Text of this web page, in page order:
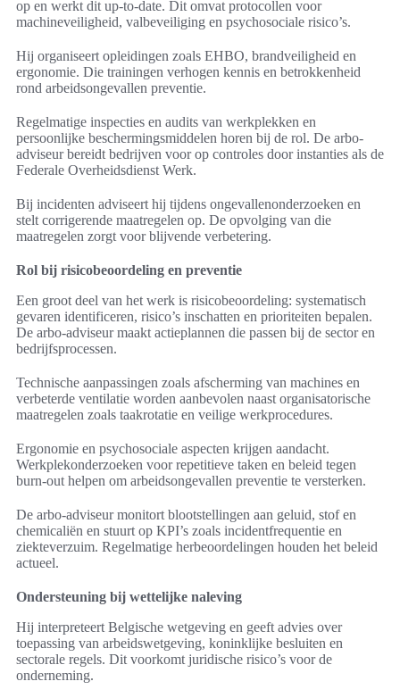
op en werkt dit up-to-date. Dit omvat protocollen voor
machineveiligheid, valbeveiliging en psychosociale risico’s.
Hij organiseert opleidingen zoals EHBO, brandveiligheid en
ergonomie. Die trainingen verhogen kennis en betrokkenheid
rond arbeidsongevallen preventie.
Regelmatige inspecties en audits van werkplekken en
persoonlijke beschermingsmiddelen horen bij de rol. De arbo-
adviseur bereidt bedrijven voor op controles door instanties als de
Federale Overheidsdienst Werk.
Bij incidenten adviseert hij tijdens ongevallenonderzoeken en
stelt corrigerende maatregelen op. De opvolging van die
maatregelen zorgt voor blijvende verbetering.
Rol bij risicobeoordeling en preventie
Een groot deel van het werk is risicobeoordeling: systematisch
gevaren identificeren, risico’s inschatten en prioriteiten bepalen.
De arbo-adviseur maakt actieplannen die passen bij de sector en
bedrijfsprocessen.
Technische aanpassingen zoals afscherming van machines en
verbeterde ventilatie worden aanbevolen naast organisatorische
maatregelen zoals taakrotatie en veilige werkprocedures.
Ergonomie en psychosociale aspecten krijgen aandacht.
Werkplekonderzoeken voor repetitieve taken en beleid tegen
burn-out helpen om arbeidsongevallen preventie te versterken.
De arbo-adviseur monitort blootstellingen aan geluid, stof en
chemicaliën en stuurt op KPI’s zoals incidentfrequentie en
ziekteverzuim. Regelmatige herbeoordelingen houden het beleid
actueel.
Ondersteuning bij wettelijke naleving
Hij interpreteert Belgische wetgeving en geeft advies over
toepassing van arbeidswetgeving, koninklijke besluiten en
sectorale regels. Dit voorkomt juridische risico’s voor de
onderneming.